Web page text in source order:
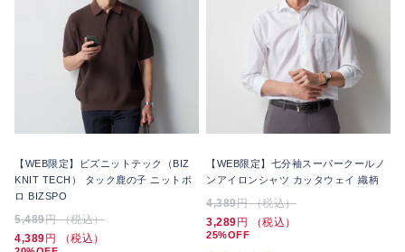
【WEB限定】ビズニットテック（BIZ
KNIT TECH） タック鹿の子 ニットポ
ロ BIZSPO
5,489円 （税込）
4,389円 （税込）
【WEB限定】七分袖スーパークールノ
ンアイロンシャツ カッタウェイ 織柄
4,389円 （税込）
3,289円 （税込）
25%OFF